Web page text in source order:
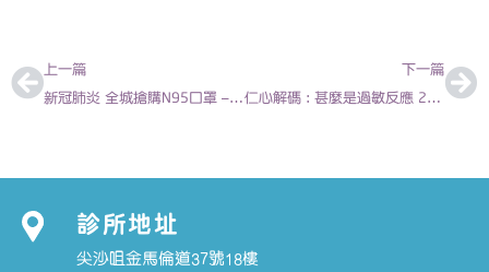
上一篇
新冠肺炎 全城搶購N95口罩 – 陳欣永 兒科專科醫生
下一篇
仁心解碼 : 甚麼是過敏反應 2020-01-21 | 陳欣永醫生
診所地址
尖沙咀金馬倫道37號18樓